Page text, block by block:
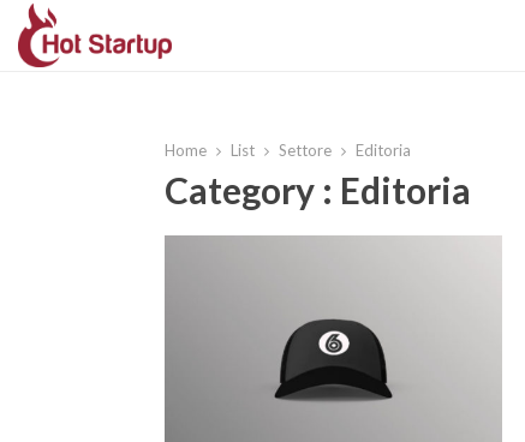
Home List Settore Editoria
Category : Editoria